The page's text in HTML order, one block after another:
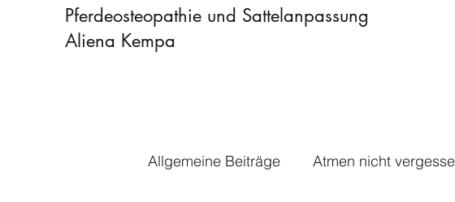
Pferdeosteopathie und Sattelanpassung
Aliena Kempa
Allgemeine Beiträge Atmen nicht